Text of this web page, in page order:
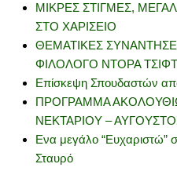
ΜΙΚΡΕΣ ΣΤΙΓΜΕΣ,
ΣΤΟ ΧΑΡΙΣΕΙΟ
ΘΕΜΑΤΙΚΕΣ
ΦΙΛΟΛΟΓΟ ΝΤΟΡΑ
Επίσκεψη Σπουδαστών
ΠΡΟΓΡΑΜΜΑ
ΝΕΚΤΑΡΙΟΥ –
Ενα μεγάλο “Ευχαριστώ”
Σταυρό